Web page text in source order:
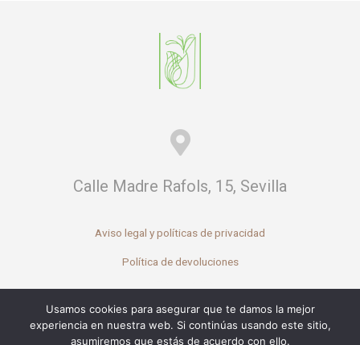
Calle Madre Rafols, 15, Sevilla
Aviso legal y políticas de privacidad
Política de devoluciones
Usamos cookies para asegurar que te damos la mejor
experiencia en nuestra web. Si continúas usando este sitio,
asumiremos que estás de acuerdo con ello.